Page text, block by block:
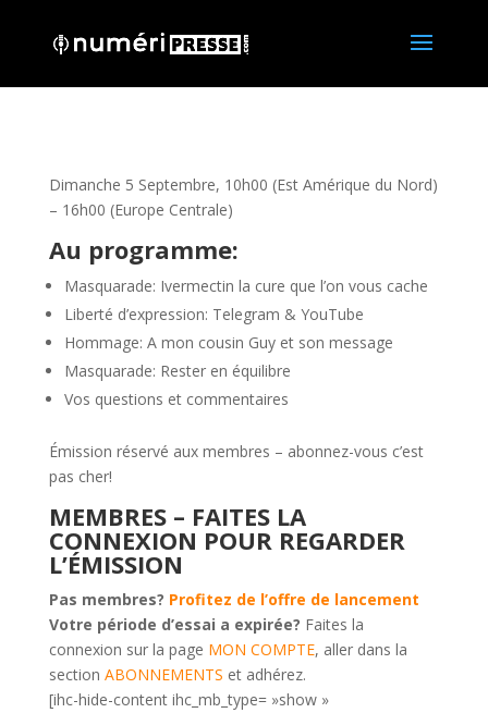
Dimanche 5 Septembre, 10h00 (Est Amérique du Nord)
– 16h00 (Europe Centrale)
Au programme:
Masquarade: Ivermectin la cure que l’on vous cache
Liberté d’expression: Telegram & YouTube
Hommage: A mon cousin Guy et son message
Masquarade: Rester en équilibre
Vos questions et commentaires
Émission réservé aux membres – abonnez-vous c’est
pas cher!
MEMBRES – FAITES LA
CONNEXION POUR REGARDER
L’ÉMISSION
Pas membres? Profitez de l’offre de lancement
Votre période d’essai a expirée? Faites la
connexion sur la page MON COMPTE, aller dans la
section ABONNEMENTS et adhérez.
[ihc-hide-content ihc_mb_type= »show »